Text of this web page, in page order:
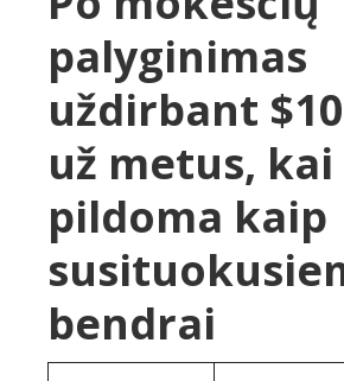
palyginimas
uždirbant
už metus, kai
pildoma kaip
bendrai